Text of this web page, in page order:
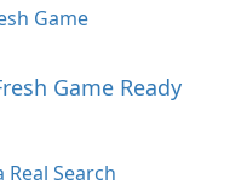
Game Ready